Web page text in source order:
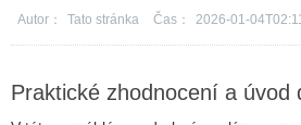
Autor： Tato stránka Čas： 2026-01-
Praktické zhodnocení a úvod